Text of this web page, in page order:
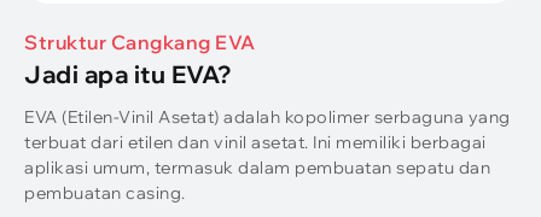
Struktur Cangkang EVA
Jadi apa itu EVA?
EVA (Etilen-Vinil Asetat) adalah kopolimer serbaguna yang
terbuat dari etilen dan vinil asetat. Ini memiliki berbagai
aplikasi umum, termasuk dalam pembuatan sepatu dan
pembuatan casing.